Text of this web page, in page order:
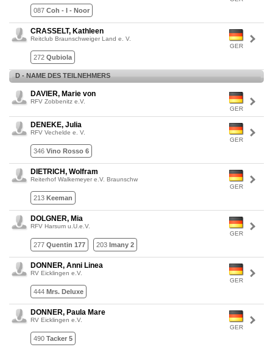
087 Coh - I - Noor
GER
CRASSELT, Kathleen
Reitclub Braunschweiger Land e. V.
272 Qubiola
D - NAME DES TEILNEHMERS
GER
DAVIER, Marie von
RFV Zobbenitz e.V.
GER
DENEKE, Julia
RFV Vechelde e. V.
346 Vino Rosso 6
GER
DIETRICH, Wolfram
Reiterhof Walkemeyer e.V. Braunschw
213 Keeman
GER
DOLGNER, Mia
RFV Harsum u.U.e.V.
277 Quentin 177 203 Imany 2
GER
DONNER, Anni Linea
RV Eicklingen e.V.
444 Mrs. Deluxe
GER
DONNER, Paula Mare
RV Eicklingen e.V.
490 Tacker 5